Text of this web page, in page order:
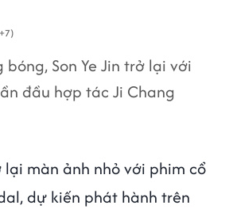
bóng, Son Ye Jin trở lại với
đầu hợp tác Ji Chang
lại màn ảnh nhỏ với phim cổ
dự kiến phát hành trên